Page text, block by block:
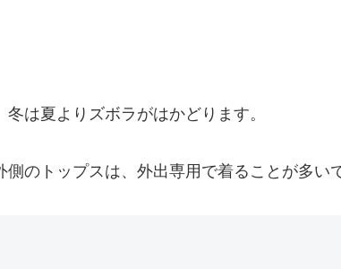
は夏よりズボラがはかどります。
のトップスは、外出専用で着ることが多い